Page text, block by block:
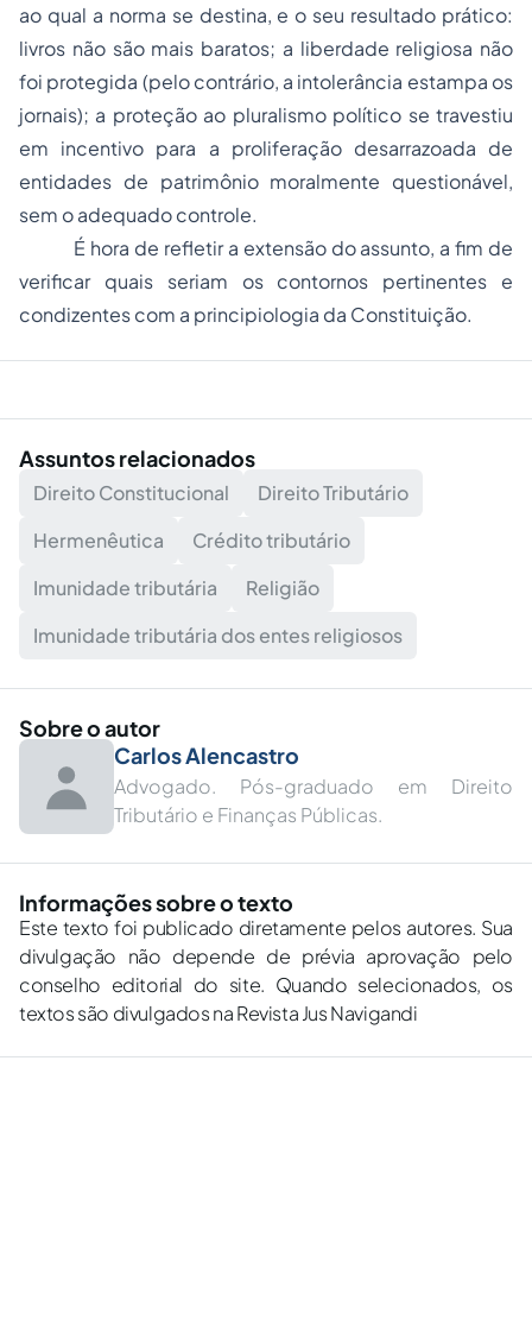
ao qual a norma se destina, e o seu resultado prático:
livros não são mais baratos; a liberdade religiosa não
foi protegida (pelo contrário, a intolerância estampa os
jornais); a proteção ao pluralismo político se travestiu
em incentivo para a proliferação desarrazoada de
entidades de patrimônio moralmente questionável,
sem o adequado controle.
É hora de refletir a extensão do assunto, a fim de
verificar quais seriam os contornos pertinentes e
condizentes com a principiologia da Constituição.
Assuntos relacionados
Direito Constitucional
Direito Tributário
Hermenêutica
Crédito tributário
Imunidade tributária
Religião
Imunidade tributária dos entes religiosos
Sobre o autor
Carlos Alencastro
Advogado. Pós-graduado em Direito
Tributário e Finanças Públicas.
Informações sobre o texto
Este texto foi publicado diretamente pelos autores. Sua
divulgação não depende de prévia aprovação pelo
conselho editorial do site. Quando selecionados, os
textos são divulgados na Revista Jus Navigandi